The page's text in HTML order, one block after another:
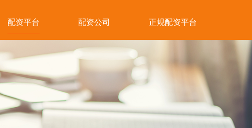
配资平台 配资公司 正规配资平台